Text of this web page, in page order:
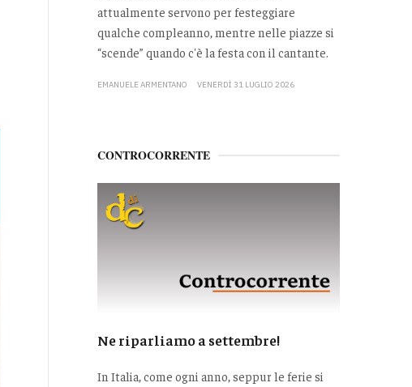
attualmente servono per festeggiare
qualche compleanno, mentre nelle piazze si
“scende” quando c'è la festa con il cantante.
EMANUELE ARMENTANO VENERDÌ 31 LUGLIO 2026
CONTROCORRENTE
Ne riparliamo a settembre!
In Italia, come ogni anno, seppur le ferie si